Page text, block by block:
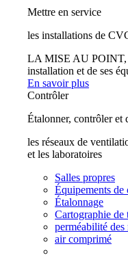
Mettre en service
les installations de
LA MISE AU POINT,
installation et de ses
En savoir plus
Contrôler
Étalonner, contrôler et
les réseaux de
et les laboratoires
Salles propres
Équipements de
Étalonnage
Cartographie de
perméabilité
air comprimé